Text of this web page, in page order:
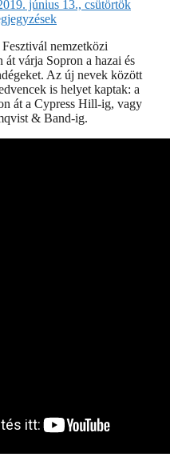
június 13., csütörtök
nemzetközi
várja Sopron a hazai és
Az új nevek között
is helyet kaptak: a
át a Cypress Hill-ig, vagy
& Band-ig.